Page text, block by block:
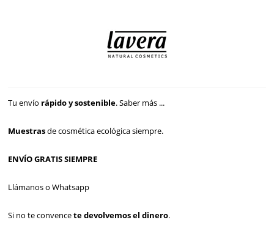
Tu envío rápido y sostenible.Saber más ...
Muestrasde cosmética ecológica siempre.
ENVÍO GRATIS SIEMPRE
Llámanos o Whatsapp
Si no te convencete devolvemos el dinero.